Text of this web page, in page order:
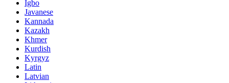
Igbo
Javanese
Kannada
Kazakh
Khmer
Kurdish
Kyrgyz
Latin
Latvian